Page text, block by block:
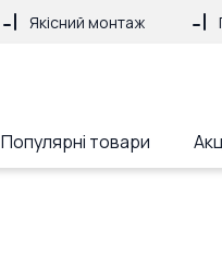
Якісний монтаж
Популярні товари